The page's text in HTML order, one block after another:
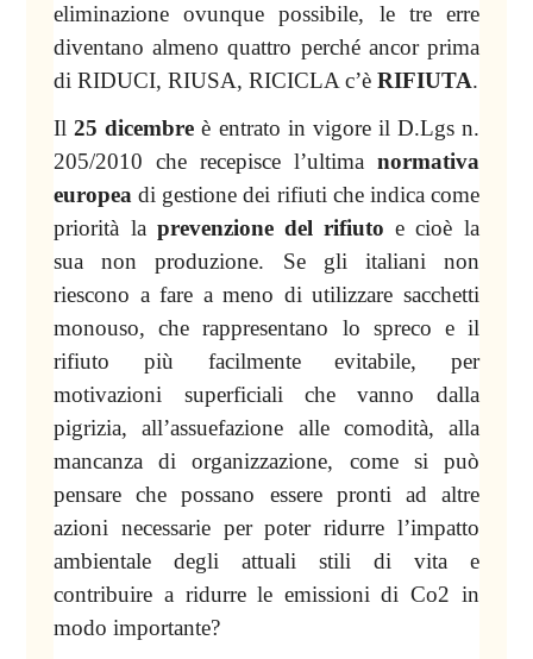
eliminazione ovunque possibile, le tre erre
diventano almeno quattro perché ancor prima
di RIDUCI, RIUSA, RICICLA c’èRIFIUTA.
Il25 dicembre è entrato in vigore il D.Lgs n.
205/2010 che recepisce l’ultima normativa
europea di gestione dei rifiuti che indica come
priorità la prevenzione del rifiuto e cioè la
sua non produzione. Se gli italiani non
riescono a fare a meno di utilizzare sacchetti
monouso, che rappresentano lo spreco e il
rifiuto più facilmente evitabile, per
motivazioni superficiali che vanno dalla
pigrizia, all’assuefazione alle comodità, alla
mancanza di organizzazione, come si può
pensare che possano essere pronti ad altre
azioni necessarie per poter ridurre l’impatto
ambientale degli attuali stili di vita e
contribuire a ridurre le emissioni di Co2 in
modo importante?